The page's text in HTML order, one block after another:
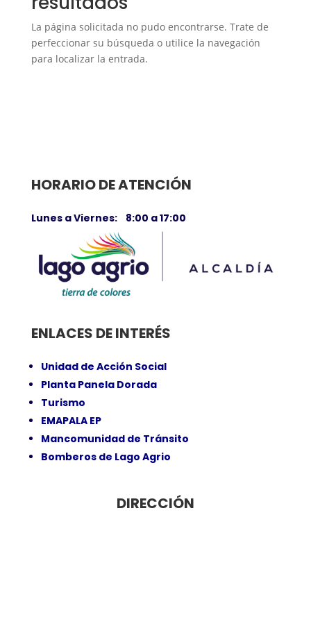
La página solicitada no pudo encontrarse. Trate de
perfeccionar su búsqueda o utilice la navegación
para localizar la entrada.
HORARIO DE ATENCIÓN
Lunes a Viernes: 8:00 a 17:00
ENLACES DE INTERÉS
Unidad de Acción Social
Planta Panela Dorada
Turismo
EMAPALA EP
Mancomunidad de Tránsito
Bomberos de Lago Agrio
DIRECCIÓN